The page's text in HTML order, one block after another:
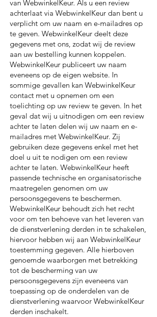
van WebwinkelKeur. Als u een review
achterlaat via WebwinkelKeur dan bent u
verplicht om uw naam en e-mailadres op
te geven. WebwinkelKeur deelt deze
gegevens met ons, zodat wij de review
aan uw bestelling kunnen koppelen.
WebwinkelKeur publiceert uw naam
eveneens op de eigen website. In
sommige gevallen kan WebwinkelKeur
contact met u opnemen om een
toelichting op uw review te geven. In het
geval dat wij u uitnodigen om een review
achter te laten delen wij uw naam en e-
mailadres met WebwinkelKeur. Zij
gebruiken deze gegevens enkel met het
doel u uit te nodigen om een review
achter te laten. WebwinkelKeur heeft
passende technische en organisatorische
maatregelen genomen om uw
persoonsgegevens te beschermen.
WebwinkelKeur behoudt zich het recht
voor om ten behoeve van het leveren van
de dienstverlening derden in te schakelen,
hiervoor hebben wij aan WebwinkelKeur
toestemming gegeven. Alle hierboven
genoemde waarborgen met betrekking
tot de bescherming van uw
persoonsgegevens zijn eveneens van
toepassing op de onderdelen van de
dienstverlening waarvoor WebwinkelKeur
derden inschakelt.